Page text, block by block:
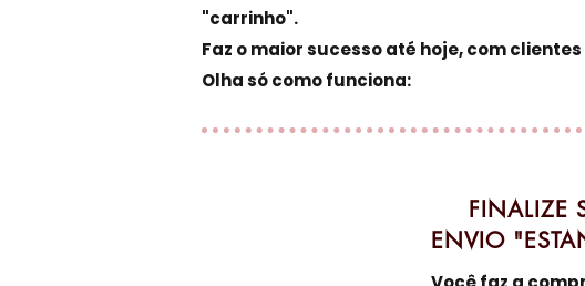
"carrinho".
Faz o maior sucesso até hoje, com
Olha só como funciona:
FINALIZE
ENVIO